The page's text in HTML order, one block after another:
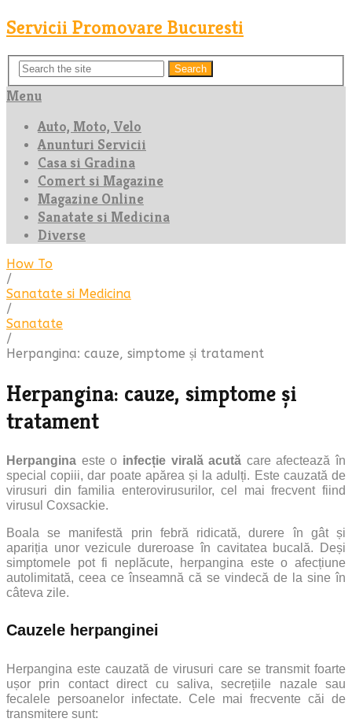
Servicii Promovare Bucuresti
Search
Menu
Auto, Moto, Velo
Anunturi Servicii
Casa si Gradina
Comert si Magazine
Magazine Online
Sanatate si Medicina
Diverse
How To
/
Sanatate si Medicina
/
Sanatate
/
Herpangina: cauze, simptome și tratament
Herpangina: cauze, simptome și
tratament
Herpangina este o infecție virală acută care afectează în
special copiii, dar poate apărea și la adulți. Este cauzată de
virusuri din familia enterovirusurilor, cel mai frecvent fiind
virusul Coxsackie.
Boala se manifestă prin febră ridicată, durere în gât și
apariția unor vezicule dureroase în cavitatea bucală. Deși
simptomele pot fi neplăcute, herpangina este o afecțiune
autolimitată, ceea ce înseamnă că se vindecă de la sine în
câteva zile.
Cauzele herpanginei
Herpangina este cauzată de virusuri care se transmit foarte
ușor prin contact direct cu saliva, secrețiile nazale sau
fecalele persoanelor infectate. Cele mai frecvente căi de
transmitere sunt: